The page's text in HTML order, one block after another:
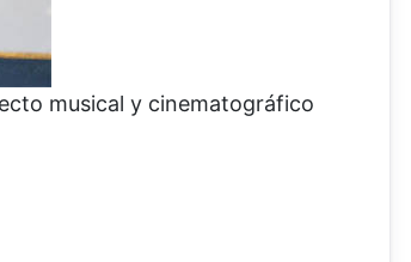
musical y cinematográfico